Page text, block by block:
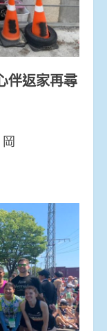
伴返家再尋